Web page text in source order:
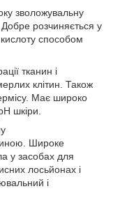
зволожувальну
Добре розчиняється у
способом
тканин і
клітин. Також
Має широко
шкіри.
Широке
у засобах для
лосьйонах і
і